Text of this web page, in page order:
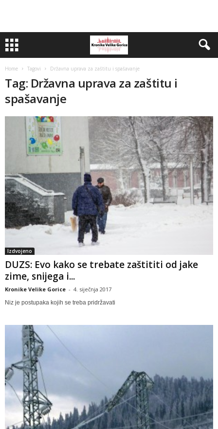
Home Tagovi Državna uprava za zaštitu i spašavanje
Tag: Državna uprava za zaštitu i
spašavanje
Izdvojeno
DUZS: Evo kako se trebate zaštititi od jake
zime, snijega i...
Kronike Velike Gorice - 4. siječnja 2017
Niz je postupaka kojih se treba pridržavati